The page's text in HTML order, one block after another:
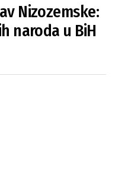
Nizozemske:
naroda u BiH